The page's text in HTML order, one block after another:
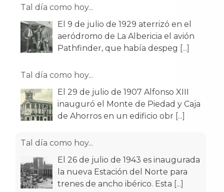
Tal día como hoy...
El 9 de julio de 1929 aterrizó en el
aeródromo de La Albericia el avión
Pathfinder, que había despeg [...]
Tal día como hoy...
El 29 de julio de 1907 Alfonso XIII
inauguró el Monte de Piedad y Caja
de Ahorros en un edificio obr [...]
Tal día como hoy...
El 26 de julio de 1943 es inaugurada
la nueva Estación del Norte para
trenes de ancho ibérico. Esta [...]